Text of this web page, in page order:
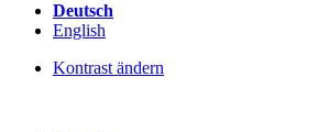
Deutsch
English
Kontrast ändern